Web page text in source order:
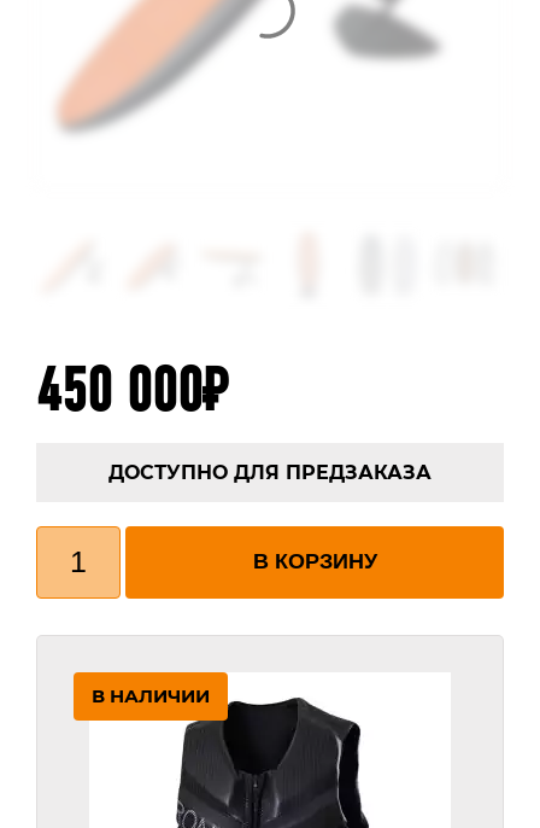
450 000₽
ДОСТУПНО ДЛЯ ПРЕДЗАКАЗА
Количество
товара
EBANDA
В КОРЗИНУ
В НАЛИЧИИ